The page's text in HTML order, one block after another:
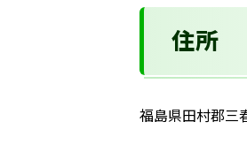
住所
福島県田村郡三